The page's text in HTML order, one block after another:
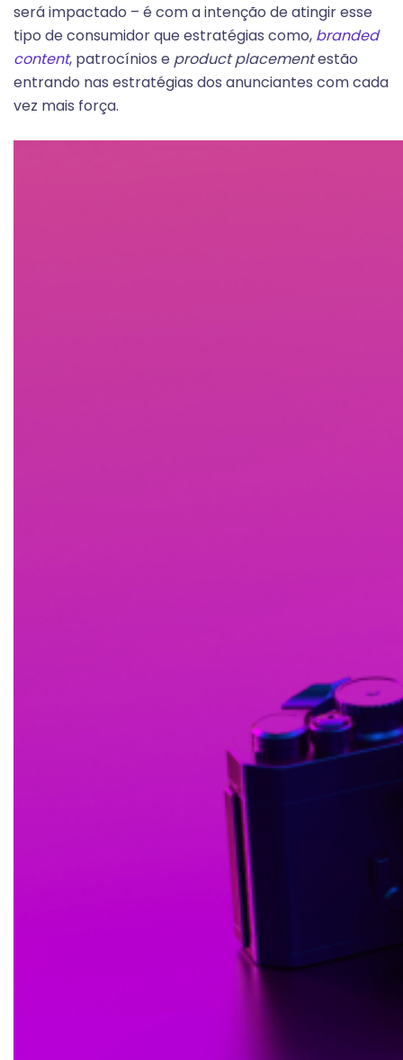
será impactado – é com a intenção de atingir esse
tipo de consumidor que estratégias como, branded
content, patrocínios e product placementestão
entrando nas estratégias dos anunciantes com cada
vez mais força.